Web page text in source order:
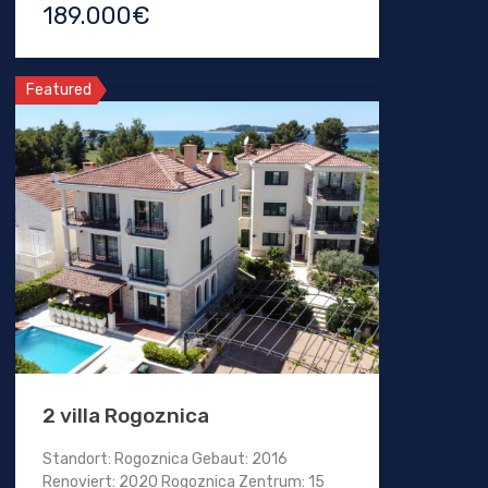
189.000€
Featured
2 villa Rogoznica
Standort: Rogoznica Gebaut: 2016
Renoviert: 2020 Rogoznica Zentrum: 15